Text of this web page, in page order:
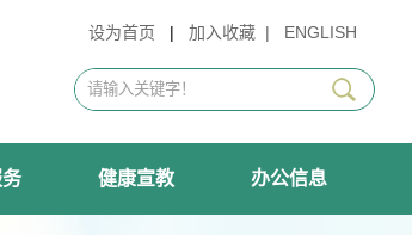
设为首页 | 加入收藏 | ENGLISH
健康宣教 办公信息